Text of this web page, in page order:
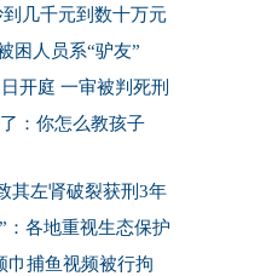
几千元到数十万元
困人员系“驴友”
开庭 一审被判死刑
：你怎么教孩子
其左肾破裂获刑3年
：各地重视生态保护
巾捕鱼视频被行拘